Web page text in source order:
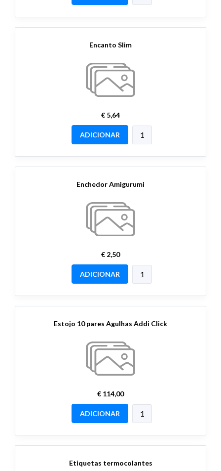
Encanto Slim
€ 5,64
ADICIONAR
Enchedor Amigurumi
€ 2,50
ADICIONAR
Estojo 10 pares Agulhas Addi Click
€ 114,00
ADICIONAR
Etiquetas termocolantes